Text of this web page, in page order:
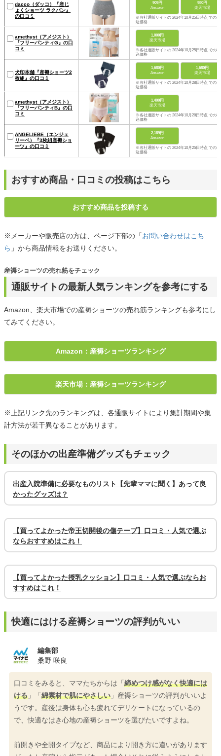
dacco（ダッコ）『産じ
ょくショーツ ラクパン』
の口コミ
909円
Amazon
980円
楽天市場
※各社通販サイトの 2024年10月25日時点 での税
込価格
amethyst（アメジスト）
『フリーパンティG』の口
コミ
1,000円
楽天市場
※各社通販サイトの 2024年10月25日時点 での税
込価格
犬印本舗『産褥ショーツ2
枚組』の口コミ
1,680円
Amazon
1,680円
楽天市場
※各社通販サイトの 2024年10月28日時点 での税
込価格
amethyst（アメジスト）
『フリーパンティB』の口
コミ
1,400円
楽天市場
※各社通販サイトの 2024年10月28日時点 での税
込価格
ANGELIEBE（エンジェ
リーベ）『3枚組産褥ショ
ーツ』の口コミ
2,189円
Amazon
※各社通販サイトの 2024年10月25日時点 での税
込価格
おすすめ商品・口コミの投稿はこちら
おすすめ商品を投稿する
※メーカーや販売店の方は、ページ下部の「お問い合わせはこち
ら 」から商品情報をお送りください。
通販サイトの最新人気ランキングを参考にする
産褥ショーツの売れ筋をチェック
Amazon、楽天市場での産褥ショーツの売れ筋ランキングも参考にし
てみてください。
Amazon：産褥ショーツランキング
楽天市場：産褥ショーツランキング
※上記リンク先のランキングは、各通販サイトにより集計期間や集
計方法が若干異なることがあります。
そのほかの出産準備グッズもチェック
出産入院準備に必要なものリスト【先輩ママに聞く】あって良
かったグッズは？
【買ってよかった帝王切開後の傷テープ】口コミ・人気で選ぶ
ならおすすめはこれ！
【買ってよかった授乳クッション】口コミ・人気で選ぶならお
すすめはこれ！
快適にはける産褥ショーツの評判がいい
編集部
桑野 咲良
口コミをみると、ママたちからは「 締めつけ感がなく快適には
ける 」「 綿素材で肌にやさしい 」産褥ショーツの評判がいいよ
うです。産後は身体も心も疲れてデリケートになっているの
で、快適なはき心地の産褥ショーツを選びたいですよね。
前開きや全開タイプなど、商品により開き方に違いがあります